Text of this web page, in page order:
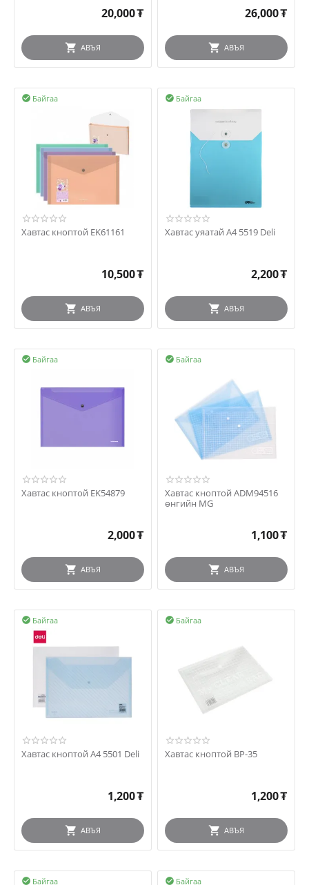
20,000₮
АВЪЯ
26,000₮
АВЪЯ
Байгаа

Хавтас кноптой EK61161
10,500₮
АВЪЯ
Байгаа

Хавтас уяатай А4 5519 Deli
2,200₮
АВЪЯ
Байгаа

Хавтас кноптой EK54879
2,000₮
АВЪЯ
Байгаа

Хавтас кноптой ADM94516
өнгийн MG
1,100₮
АВЪЯ
Байгаа

Хавтас кноптой А4 5501 Deli
1,200₮
АВЪЯ
Байгаа

Хавтас кноптой BP-35
1,200₮
АВЪЯ
Байгаа
 Байгаа
